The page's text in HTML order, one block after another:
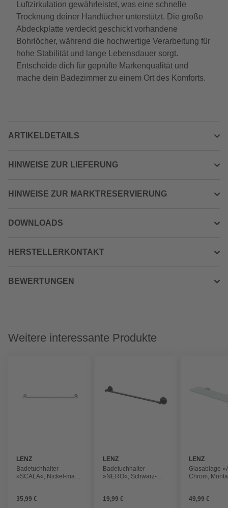
Luftzirkulation gewährleistet, was eine schnelle
Trocknung deiner Handtücher unterstützt. Die große
Abdeckplatte verdeckt geschickt vorhandene
Bohrlöcher, während die hochwertige Verarbeitung für
hohe Stabilität und lange Lebensdauer sorgt.
Entscheide dich für geprüfte Markenqualität und
mache dein Badezimmer zu einem Ort des Komforts.
ARTIKELDETAILS
HINWEISE ZUR LIEFERUNG
HINWEISE ZUR MARKTRESERVIERUNG
DOWNLOADS
HERSTELLERKONTAKT
BEWERTUNGEN
Weitere interessante Produkte
LENZ
Badetuchhalter
»SCALA«, Nickel-matt,
35,99 €
LENZ
Badetuchhalter
»NERO«, Schwarz-
19,99 €
LENZ
Glasablage
Chrom,
49,99 €